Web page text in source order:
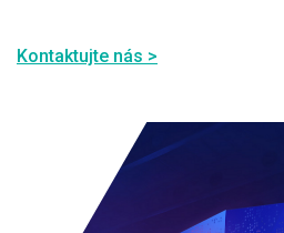
Kontaktujte nás >